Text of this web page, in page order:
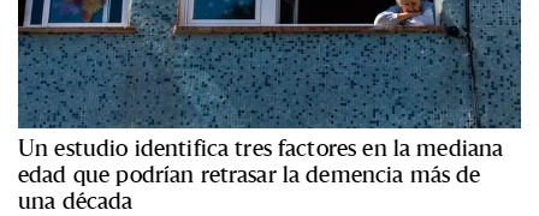
Un estudio identifica tres factores en la mediana
edad que podrían retrasar la demencia más de
una década